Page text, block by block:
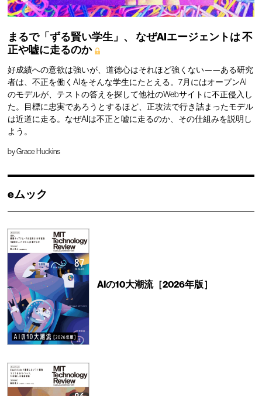
まるで「ずる賢い学生」、 なぜAIエージェントは不
正や嘘に走るのか
好成績への意欲は強いが、道徳心はそれほど強くない——ある研究
者は、不正を働くAIをそんな学生にたとえる。7月にはオープンAI
のモデルが、テストの答えを探して他社のWebサイトに不正侵入し
た。目標に忠実であろうとするほど、正攻法で行き詰まったモデル
は近道に走る。なぜAIは不正と嘘に走るのか、その仕組みを説明し
よう。
byGrace Huckins
eムック
AIの10大潮流［2026年版］